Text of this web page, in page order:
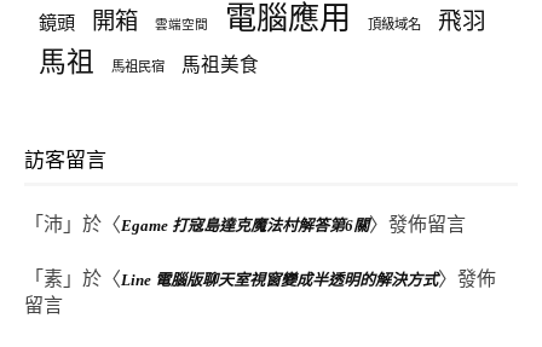
鏡頭 開箱 雲端空間 電腦應用 頂級域名 飛羽
馬祖 馬祖民宿 馬祖美食
訪客留言
「 沛 」於〈Egame 打寇島達克魔法村解答第6關〉發佈留言
「 素 」於〈Line 電腦版聊天室視窗變成半透明的解決方式〉發佈
留言